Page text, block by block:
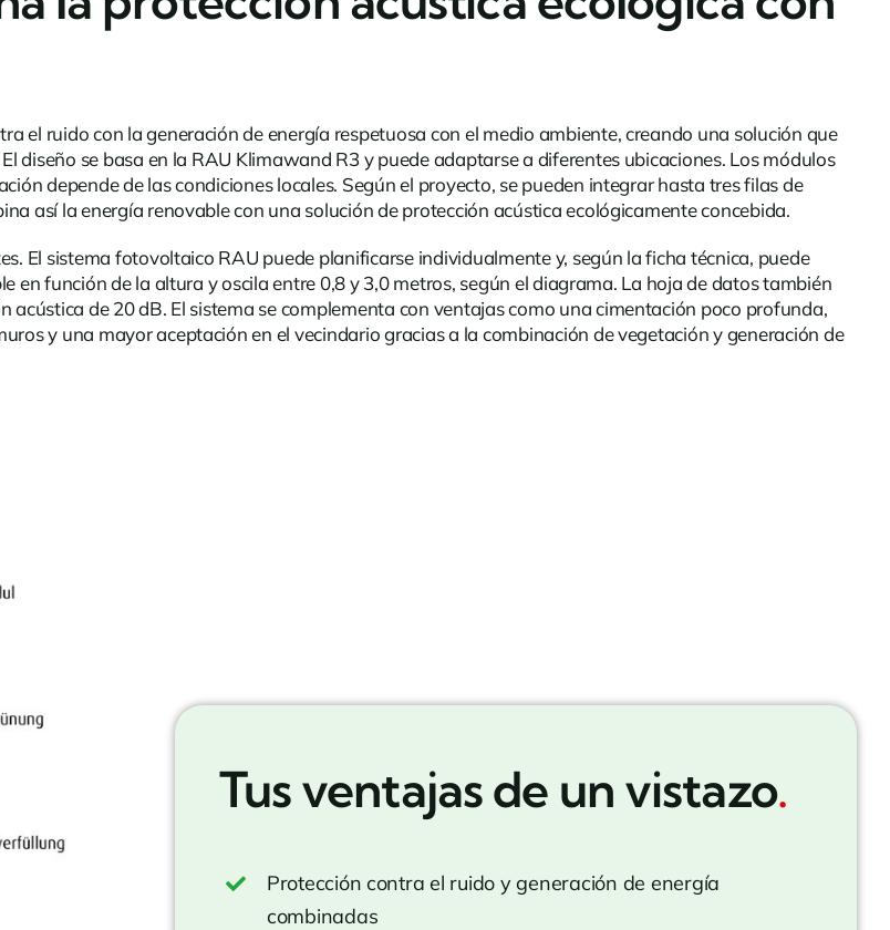
el ruido con la generación de energía respetuosa con el medio ambiente, creando una solución que
diseño se basa en la RAU Klimawand R3 y puede adaptarse a diferentes ubicaciones. Los módulos
depende de las condiciones locales. Según el proyecto, se pueden integrar hasta tres filas de
así la energía renovable con una solución de protección acústica ecológicamente concebida.
El sistema fotovoltaico RAU puede planificarse individualmente y, según la ficha técnica, puede
en función de la altura y oscila entre 0,8 y 3,0 metros, según el diagrama. La hoja de datos también
de 20 dB. El sistema se complementa con ventajas como una cimentación poco profunda,
y una mayor aceptación en el vecindario gracias a la combinación de vegetación y generación de
Tus ventajas de un vistazo.
Protección contra el ruido y generación de energía
combinadas